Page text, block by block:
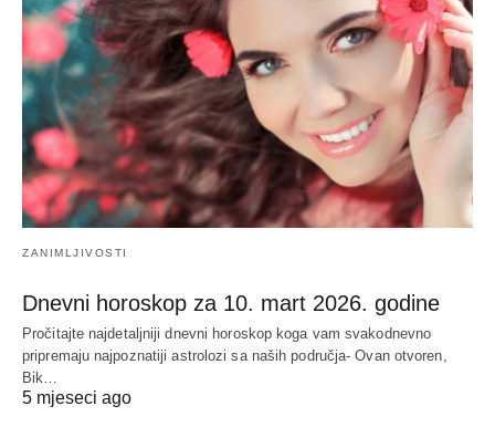
ZANIMLJIVOSTI
Dnevni horoskop za 10. mart 2026. godine
Pročitajte najdetaljniji dnevni horoskop koga vam svakodnevno
pripremaju najpoznatiji astrolozi sa naših područja- Ovan otvoren,
Bik…
5 mjeseci ago